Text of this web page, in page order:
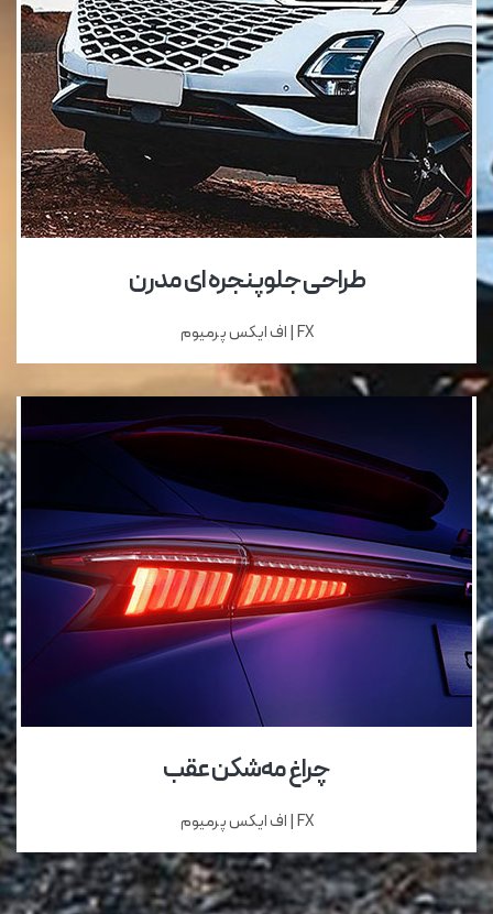
طراحی جلوپنجره ای مدرن
FX | اف ایکس پرمیوم
چراغ مه‌شکن عقب
FX | اف ایکس پرمیوم